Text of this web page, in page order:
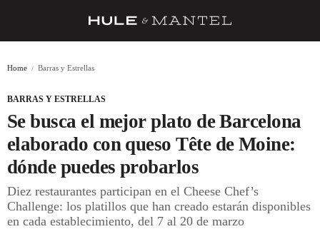
BARRAS Y ESTRELLAS
DÓNDE COMER
ÍDOLOS DE MESAS
CUADERNO DE VIAJE
Home Barras y Estrellas
BARRAS Y ESTRELLAS
Se busca el mejor plato de Barcelona
elaborado con queso Tête de Moine:
dónde puedes probarlos
Diez restaurantes participan en el Cheese Chef’s
Challenge: los platillos que han creado estarán disponibles
en cada establecimiento, del 7 al 20 de marzo